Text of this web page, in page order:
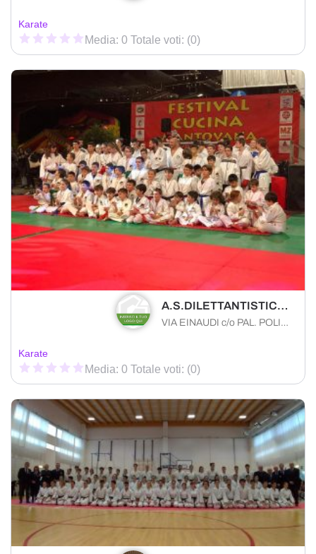
Karate
Media: 0 Totale voti: (0)
A.S.DILETTANTISTICA KARATE TEAM 1999
VIA EINAUDI c/o PAL. POLIVALENTE, snc, Porto Mantovano
Karate
Media: 0 Totale voti: (0)